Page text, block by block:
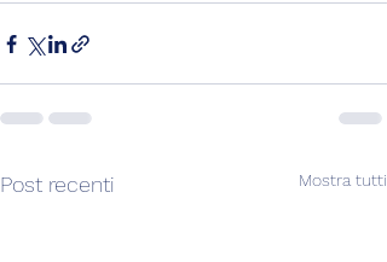
Post recenti Mostra tutti